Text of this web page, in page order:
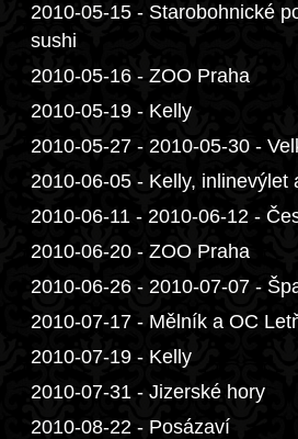
2010-05-15 - Starobohnické
sushi
2010-05-16 - ZOO Praha
2010-05-19 - Kelly
2010-05-27 - 2010-05-30 -
2010-06-05 - Kelly, inlinevýlet
2010-06-11 - 2010-06-12 -
2010-06-20 - ZOO Praha
2010-06-26 - 2010-07-07 -
2010-07-17 - Mělník a OC
2010-07-19 - Kelly
2010-07-31 - Jizerské hory
2010-08-22 - Posázaví